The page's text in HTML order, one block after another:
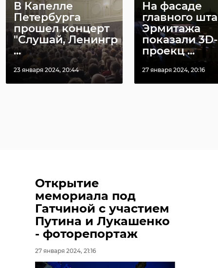
В Капелле
Петербурга
прошел концерт
"Слушай, Ленингр
...
23 января 2024, 20:44
На фасаде
главного
Эрмитажа
показали 3D-
проекц ...
27 января 2024, 20:16
Открытие
мемориала под
Гатчиной с участием
Путина и Лукашенко
- фоторепортаж
27 января 2024, 21:16